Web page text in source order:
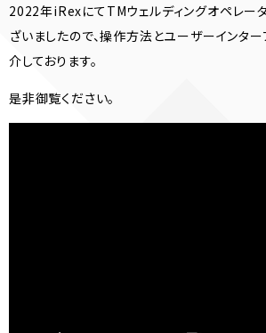
2022年iRexにてTMウェルディングオペレー
ざいましたので、操作方法とユーザーインタ
介しております。
是非御覧ください。